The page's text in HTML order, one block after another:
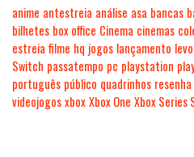
anime antestreia análise asa bancas
bilhetes box office Cinema cinemas
estreia filme hq jogos lançamento
Switch passatempo pc playstation
português público quadrinhos resenha
videojogosxboxXbox One Xbox Series